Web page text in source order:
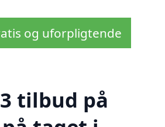
og uforpligtende
tilbud på